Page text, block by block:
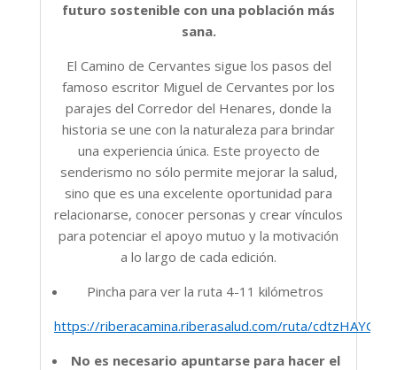
futuro sostenible con una población más
sana.
El Camino de Cervantes sigue los pasos del
famoso escritor Miguel de Cervantes por los
parajes del Corredor del Henares, donde la
historia se une con la naturaleza para brindar
una experiencia única. Este proyecto de
senderismo no sólo permite mejorar la salud,
sino que es una excelente oportunidad para
relacionarse, conocer personas y crear vínculos
para potenciar el apoyo mutuo y la motivación
a lo largo de cada edición.
Pincha para ver la ruta 4-11 kilómetros
https://riberacamina.riberasalud.com/ruta/
No es necesario apuntarse para hacer el